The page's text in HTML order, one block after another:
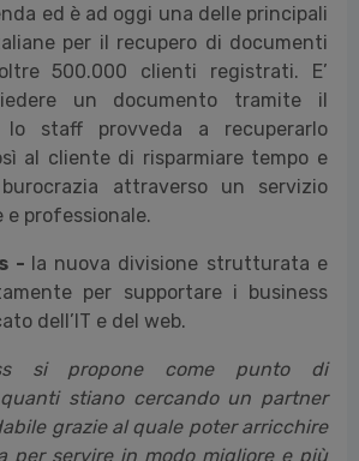
ed è ad oggi una delle principali
per il recupero di documenti
500.000 clienti registrati. E’
un documento tramite il
lo staff provveda a recuperarlo
al cliente di risparmiare tempo e
attraverso un servizio
e professionale.
- la nuova divisione strutturata e
per supportare i business
dell’IT e del web.
si propone come punto di
stiano cercando un partner
grazie al quale poter arricchire
per servire in modo migliore e più